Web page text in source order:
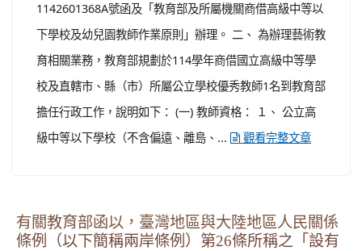
1142601368A號函及「教育部及所屬機關商借高級中等以
下學校及幼兒園教師作業原則」辦理。 二、 為辦理藝術教
育相關業務，教育部規劃於114學年商借國立高級中等學
校及直轄市、縣（市）所屬公立學校優秀教師1名到教育部
擔任行政工作，說明如下： (一) 教師資格： １、 公立高
級中等以下學校（不含偏遠、離島、...
觀看完整文章
有關教育部函以，臺灣地區與大陸地區人民關係
條例（以下簡稱兩岸條例）第26條所稱之「設有